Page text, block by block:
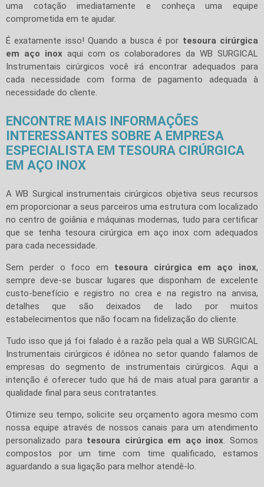
uma cotação imediatamente e conheça uma equipe
comprometida em te ajudar.
É exatamente isso! Quando a busca é por tesoura cirúrgica
em aço inoxaqui com os colaboradores da WB SURGICAL
Instrumentais cirúrgicos você irá encontrar adequados para
cada necessidade com forma de pagamento adequada à
necessidade do cliente.
ENCONTRE MAIS INFORMAÇÕES
INTERESSANTES SOBRE A EMPRESA
ESPECIALISTA EM TESOURA CIRÚRGICA
EM AÇO INOX
A WB Surgical instrumentais cirúrgicos objetiva seus recursos
em proporcionar a seus parceiros uma estrutura com localizado
no centro de goiânia e máquinas modernas, tudo para certificar
que se tenha tesoura cirúrgica em aço inox com adequados
para cada necessidade.
Sem perder o foco em tesoura cirúrgica em aço inox,
sempre deve-se buscar lugares que disponham de excelente
custo-benefício e registro no crea e na registro na anvisa,
detalhes que são deixados de lado por muitos
estabelecimentos que não focam na fidelização do cliente.
Tudo isso que já foi falado é a razão pela qual a WB SURGICAL
Instrumentais cirúrgicos é idônea no setor quando falamos de
empresas do segmento de instrumentais cirúrgicos. Aqui a
intenção é oferecer tudo que há de mais atual para garantir a
qualidade final para seus contratantes.
Otimize seu tempo, solicite seu orçamento agora mesmo com
nossa equipe através de nossos canais para um atendimento
personalizado para tesoura cirúrgica em aço inox. Somos
compostos por um time com time qualificado, estamos
aguardando a sua ligação para melhor atendê-lo.